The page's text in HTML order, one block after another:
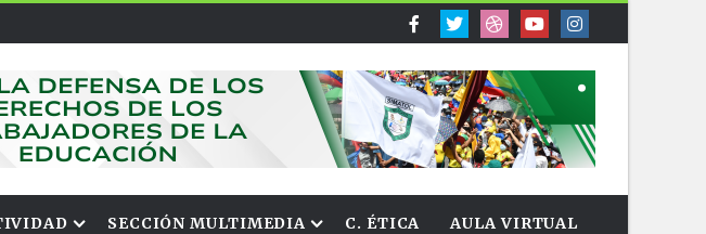
SECCIÓN MULTIMEDIA C. ÉTICA AULA VIRTUAL